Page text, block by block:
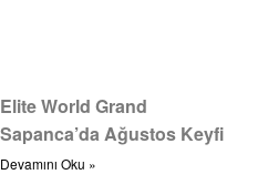
Elite World Grand
Sapanca’da Ağustos Keyfi
Devamını Oku »